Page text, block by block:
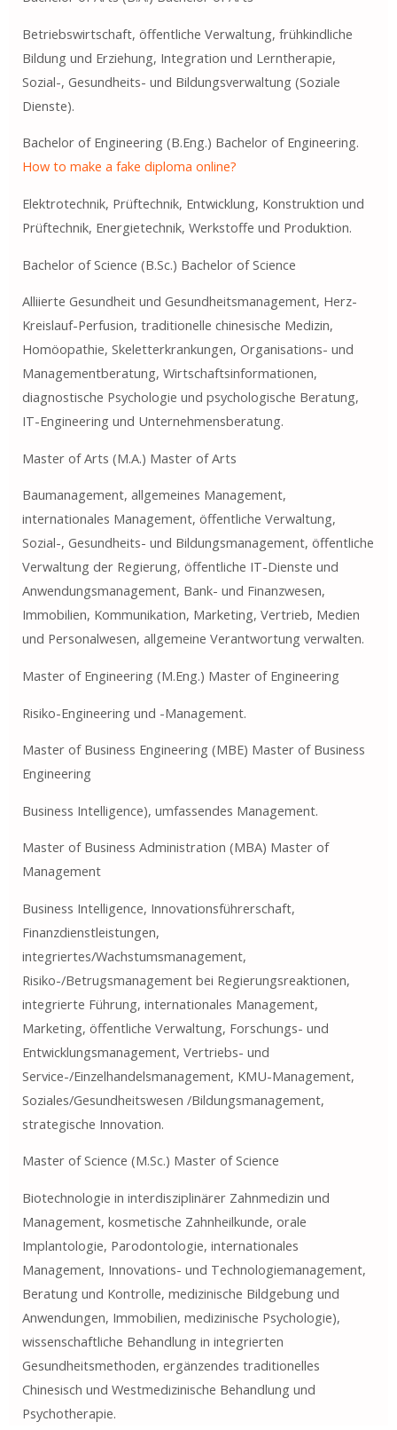
Betriebswirtschaft, öffentliche Verwaltung, frühkindliche
Bildung und Erziehung, Integration und Lerntherapie,
Sozial-, Gesundheits- und Bildungsverwaltung (Soziale
Dienste).
Bachelor of Engineering (B.Eng.) Bachelor of Engineering.
How to make a fake diploma online?
Elektrotechnik, Prüftechnik, Entwicklung, Konstruktion und
Prüftechnik, Energietechnik, Werkstoffe und Produktion.
Bachelor of Science (B.Sc.) Bachelor of Science
Alliierte Gesundheit und Gesundheitsmanagement, Herz-
Kreislauf-Perfusion, traditionelle chinesische Medizin,
Homöopathie, Skeletterkrankungen, Organisations- und
Managementberatung, Wirtschaftsinformationen,
diagnostische Psychologie und psychologische Beratung,
IT-Engineering und Unternehmensberatung.
Master of Arts (M.A.) Master of Arts
Baumanagement, allgemeines Management,
internationales Management, öffentliche Verwaltung,
Sozial-, Gesundheits- und Bildungsmanagement, öffentliche
Verwaltung der Regierung, öffentliche IT-Dienste und
Anwendungsmanagement, Bank- und Finanzwesen,
Immobilien, Kommunikation, Marketing, Vertrieb, Medien
und Personalwesen, allgemeine Verantwortung verwalten.
Master of Engineering (M.Eng.) Master of Engineering
Risiko-Engineering und -Management.
Master of Business Engineering (MBE) Master of Business
Engineering
Business Intelligence), umfassendes Management.
Master of Business Administration (MBA) Master of
Management
Business Intelligence, Innovationsführerschaft,
Finanzdienstleistungen,
integriertes/Wachstumsmanagement,
Risiko-/Betrugsmanagement bei Regierungsreaktionen,
integrierte Führung, internationales Management,
Marketing, öffentliche Verwaltung, Forschungs- und
Entwicklungsmanagement, Vertriebs- und
Service-/Einzelhandelsmanagement, KMU-Management,
Soziales/Gesundheitswesen /Bildungsmanagement,
strategische Innovation.
Master of Science (M.Sc.) Master of Science
Biotechnologie in interdisziplinärer Zahnmedizin und
Management, kosmetische Zahnheilkunde, orale
Implantologie, Parodontologie, internationales
Management, Innovations- und Technologiemanagement,
Beratung und Kontrolle, medizinische Bildgebung und
Anwendungen, Immobilien, medizinische Psychologie),
wissenschaftliche Behandlung in integrierten
Gesundheitsmethoden, ergänzendes traditionelles
Chinesisch und Westmedizinische Behandlung und
Psychotherapie.